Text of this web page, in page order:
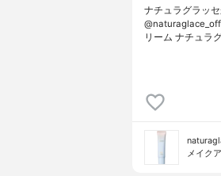
ナチュラグラッ
リーム ナチュラ
メイク